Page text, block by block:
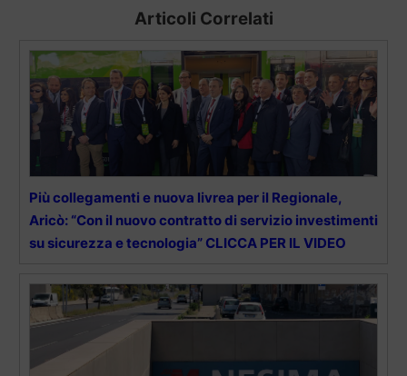
Articoli Correlati
Più collegamenti e nuova livrea per il Regionale,
Aricò: “Con il nuovo contratto di servizio investimenti
su sicurezza e tecnologia” CLICCA PER IL VIDEO